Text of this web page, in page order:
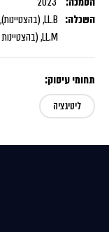
השכלה: LL.B, (בהצטיינות), האוניברסיטה העברית, 2021
LL.M, (בהצטיינות יתרה), האוניברסיטה העברית, 2023
תחומי עיסוק:
ליטיגציה